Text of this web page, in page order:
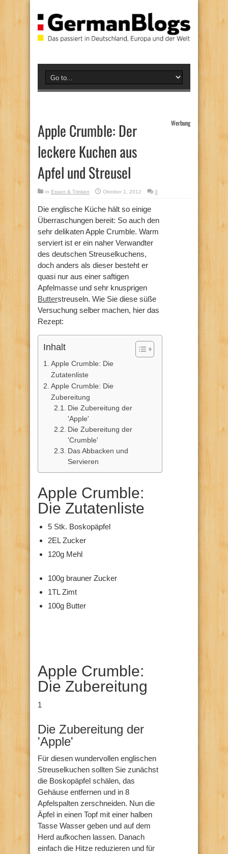
Apple Crumble: Der
leckere Kuchen aus
Apfel und Streusel
Werbung
in Essen & Trinken Oktober 1, 2012 0
Die englische Küche hält so einige
Überraschungen bereit: So auch den
sehr delikaten Apple Crumble. Warm
serviert ist er ein naher Verwandter
des deutschen Streuselkuchens,
doch anders als dieser besteht er
quasi nur aus einer saftigen
Apfelmasse und sehr knusprigen
Butterstreuseln. Wie Sie diese süße
Versuchung selber machen, hier das
Rezept:
Inhalt
Apple Crumble: Die
Zutatenliste
Apple Crumble: Die
Zubereitung
Die Zubereitung der
'Apple'
Die Zubereitung der
'Crumble'
Das Abbacken und
Servieren
Apple Crumble:
Die Zutatenliste
5 Stk. Boskopäpfel
2EL Zucker
120g Mehl
100g brauner Zucker
1TL Zimt
100g Butter
Apple Crumble:
Die Zubereitung
1
Die Zubereitung der
'Apple'
Für diesen wundervollen englischen
Streuselkuchen sollten Sie zunächst
die Boskopäpfel schälen, das
Gehäuse entfernen und in 8
Apfelspalten zerschneiden. Nun die
Äpfel in einen Topf mit einer halben
Tasse Wasser geben und auf dem
Herd aufkochen lassen. Danach
einfach die Hitze reduzieren und für